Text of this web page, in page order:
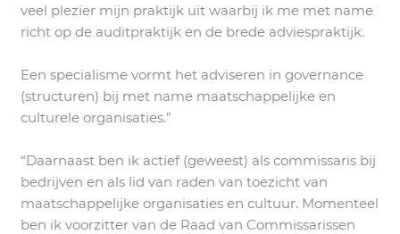
veel plezier mijn praktijk uit waarbij ik me met name
richt op de auditpraktijk en de brede adviespraktijk.
Een specialisme vormt het adviseren in governance
(structuren) bij met name maatschappelijke en
culturele organisaties.”
“Daarnaast ben ik actief (geweest) als commissaris bij
bedrijven en als lid van raden van toezicht van
maatschappelijke organisaties en cultuur. Momenteel
ben ik voorzitter van de Raad van Commissarissen